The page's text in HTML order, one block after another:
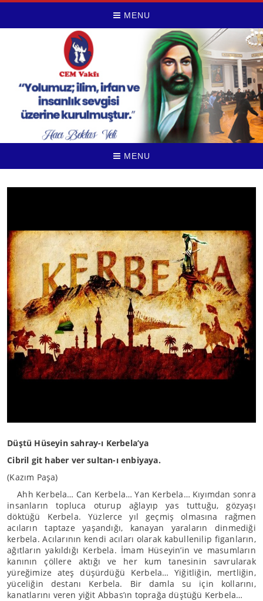
MENU
MENU
Düştü Hüseyin sahray-ı Kerbela’ya
Cibril git haber ver sultan-ı enbiyaya.
(Kazım Paşa)
Ahh Kerbela… Can Kerbela… Yan Kerbela… Kıyımdan sonra
insanların topluca oturup ağlayıp yas tuttuğu, gözyaşı
döktüğü Kerbela. Yüzlerce yıl geçmiş olmasına rağmen
acıların taptaze yaşandığı, kanayan yaraların dinmediği
kerbela. Acılarının kendi acıları olarak kabullenilip figanların,
ağıtların yakıldığı Kerbela. İmam Hüseyin’in ve masumların
kanının çöllere aktığı ve her kum tanesinin savrularak
yüreğimize ateş düşürdüğü Kerbela… Yiğitliğin, mertliğin,
yüceliğin destanı Kerbela. Bir damla su için kollarını,
kanatlarını veren yiğit Abbas’ın toprağa düştüğü Kerbela…